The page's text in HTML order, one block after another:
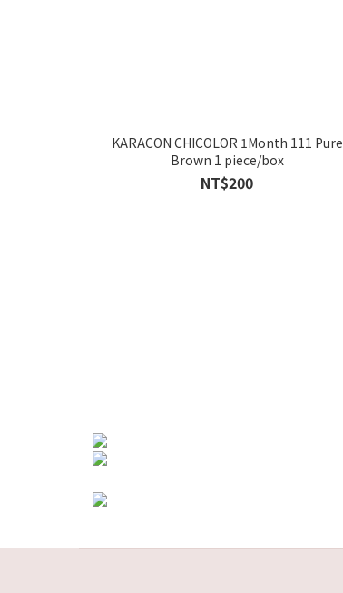
KARACON CHICOLOR 1Month 111 Pure
Brown 1 piece/box
NT$200